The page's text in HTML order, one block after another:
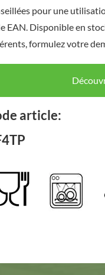
pour une
EAN. Disponible en
formulez votre
article: